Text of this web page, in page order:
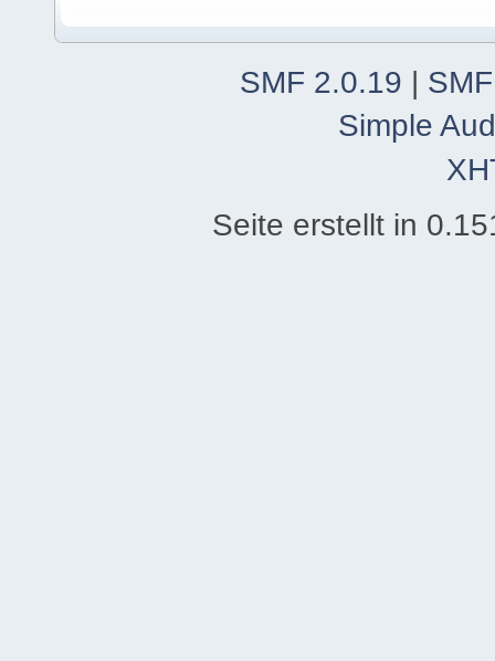
SMF 2.0.19 |
Simple
Seite erstellt in